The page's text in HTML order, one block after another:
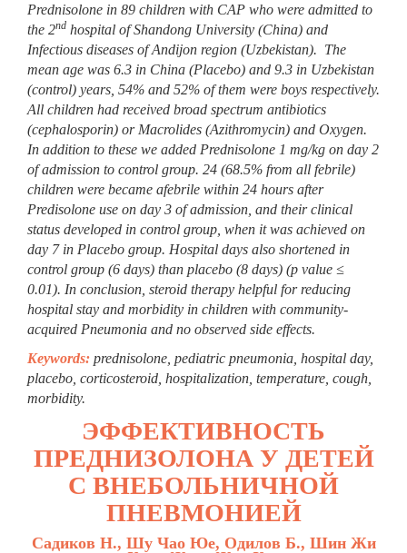
Prednisolone in 89 children with CAP who were admitted to
the 2nd hospital of Shandong University (China) and
Infectious diseases of Andijon region (Uzbekistan). The
mean age was 6.3 in China (Placebo) and 9.3 in Uzbekistan
(control) years, 54% and 52% of them were boys respectively.
All children had received broad spectrum antibiotics
(cephalosporin) or Macrolides (Azithromycin) and Oxygen.
In addition to these we added Prednisolone 1 mg/kg on day 2
of admission to control group. 24 (68.5% from all febrile)
children were became afebrile within 24 hours after
Predisolone use on day 3 of admission, and their clinical
status developed in control group, when it was achieved on
day 7 in Placebo group. Hospital days also shortened in
control group (6 days) than placebo (8 days) (p value ≤
0.01). In conclusion, steroid therapy helpful for reducing
hospital stay and morbidity in children with community-
acquired Pneumonia and no observed side effects.
Keywords: рrednisolone, pediatric pneumonia, hospital day,
placebo, corticosteroid, hospitalization, temperature, cough,
morbidity.
ЭФФЕКТИВНОСТЬ
ПРЕДНИЗОЛОНА У ДЕТЕЙ
С ВНЕБОЛЬНИЧНОЙ
ПНЕВМОНИЕЙ
Садиков Н., Шу Чао Юе, Одилов Б., Шин Жи